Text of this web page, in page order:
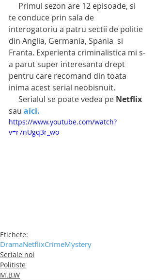
te conduce prin sala de
interogatoriu a patru sectii de politie
din Anglia, Germania, Spania  si
Franta. Experienta criminalistica mi s-
a parut super interesanta drept
pentru care recomand din toata
inima acest serial neobisnuit.
     Serialul se poate vedea pe
Netflix
sau aici.
https://www.youtube.com/watch?
v=r7nUgq3r_wo
Etichete:
DramaNetflixCrimeMystery
Seriale noi
Politiste
M.B.W